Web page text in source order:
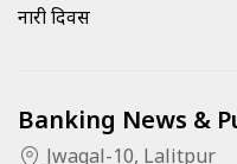
नारी दिवस
Banking News &
Jwagal-10, Lalitpur